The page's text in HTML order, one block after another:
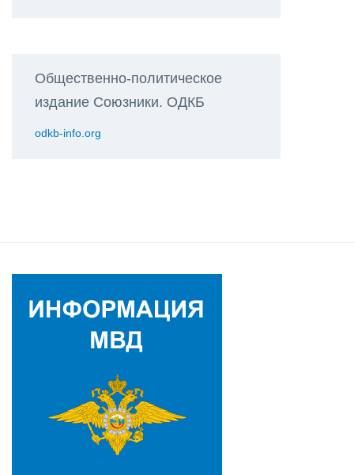
Общественно-политическое
издание Союзники. ОДКБ
odkb-info.org